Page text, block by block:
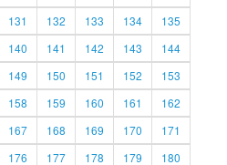
131 132 133 134
135
140 141 142 143
144
149 150 151 152
153
158 159 160 161
162
167 168 169 170
171
176 177 178 179
180